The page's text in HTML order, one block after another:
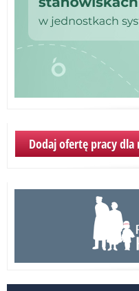
Dodaj ofertę pracy dla